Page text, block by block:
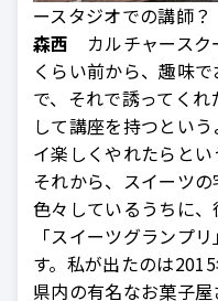
ースタジオでの講師？
森西 カルチャースク
くらい前から、趣味
で、それで誘ってくれ
して講座を持つとい
イ楽しくやれたらとい
それから、スイーツ
色々しているうちに
「スイーツグランプ
す。私が出たのは
県内の有名なお菓子